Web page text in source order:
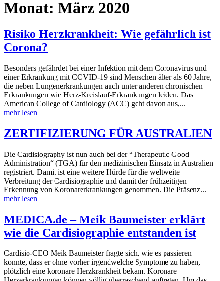
Monat: März 2020
Risiko Herzkrankheit: Wie gefährlich ist
Corona?
Besonders gefährdet bei einer Infektion mit dem Coronavirus und
einer Erkrankung mit COVID-19 sind Menschen älter als 60 Jahre,
die neben Lungenerkrankungen auch unter anderen chronischen
Erkrankungen wie Herz-Kreislauf-Erkrankungen leiden. Das
American College of Cardiology (ACC) geht davon aus,...
mehr lesen
ZERTIFIZIERUNG FÜR AUSTRALIEN
Die Cardisiography ist nun auch bei der “Therapeutic Good
Administration“ (TGA) für den medizinischen Einsatz in Australien
registriert. Damit ist eine weitere Hürde für die weltweite
Verbreitung der Cardisiographie und damit der frühzeitigen
Erkennung von Koronarerkrankungen genommen. Die Präsenz...
mehr lesen
MEDICA.de – Meik Baumeister erklärt
wie die Cardisiographie entstanden ist
Cardisio-CEO Meik Baumeister fragte sich, wie es passieren
konnte, dass er ohne vorher irgendwelche Symptome zu haben,
plötzlich eine koronare Herzkrankheit bekam. Koronare